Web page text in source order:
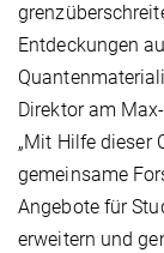
Entdeckungen
Direktor am
„Mit Hilfe dieser
gemeinsame
Angebote für
erweitern und